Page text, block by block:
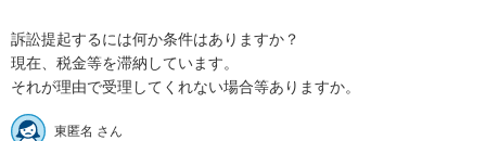
訴訟提起するには何か条件はありますか？
現在、税金等を滞納しています。
それが理由で受理してくれない場合等ありますか。
東匿名 さん